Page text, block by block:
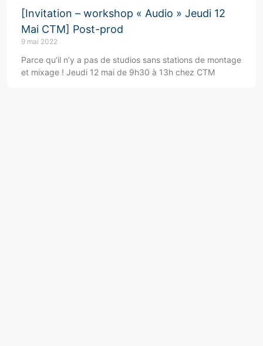
[Invitation – workshop « Audio » Jeudi 12
Mai CTM] Post-prod
9 mai 2022
Parce qu’il n’y a pas de studios sans stations de montage
et mixage ! Jeudi 12 mai de 9h30 à 13h chez CTM